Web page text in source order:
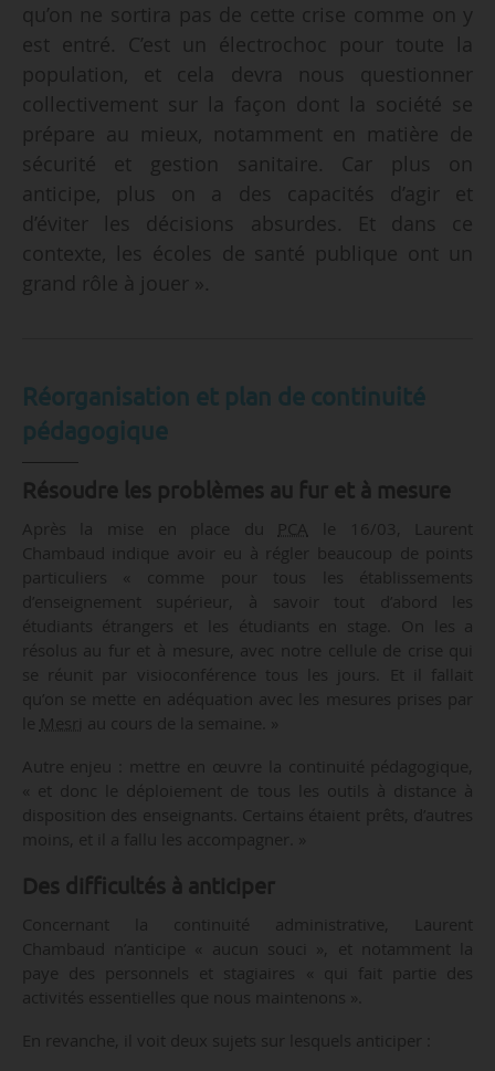
qu’on ne sortira pas de cette crise comme on y
est entré. C’est un électrochoc pour toute la
population, et cela devra nous questionner
collectivement sur la façon dont la société se
prépare au mieux, notamment en matière de
sécurité et gestion sanitaire. Car plus on
anticipe, plus on a des capacités d’agir et
d’éviter les décisions absurdes. Et dans ce
contexte, les écoles de santé publique ont un
grand rôle à jouer ».
Réorganisation et plan de continuité
pédagogique
Résoudre les problèmes au fur et à mesure
Après la mise en place du PCA
le 16/03, Laurent
Chambaud indique avoir eu à régler beaucoup de points
particuliers « comme pour tous les établissements
d’enseignement supérieur, à savoir tout d’abord les
étudiants étrangers et les étudiants en stage. On les a
résolus au fur et à mesure, avec notre cellule de crise qui
se réunit par visioconférence tous les jours. Et il fallait
qu’on se mette en adéquation avec les mesures prises par
le Mesri
au cours de la semaine. »
Autre enjeu : mettre en œuvre la continuité pédagogique,
« et donc le déploiement de tous les outils à distance à
disposition des enseignants. Certains étaient prêts, d’autres
moins, et il a fallu les accompagner. »
Des difficultés à anticiper
Concernant la continuité administrative, Laurent
Chambaud n’anticipe « aucun souci », et notamment la
paye des personnels et stagiaires « qui fait partie des
activités essentielles que nous maintenons ».
En revanche, il voit deux sujets sur lesquels anticiper :